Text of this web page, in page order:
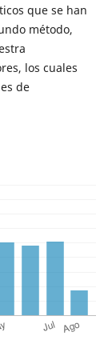
que se han
método,
los cuales
de